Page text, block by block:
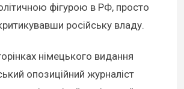
фігурою в РФ, просто
російську владу.
німецького видання
опозиційний журналіст